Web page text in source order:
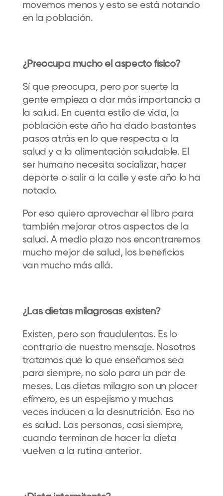
movemos menos y esto se está notando
en la población.
¿Preocupa mucho el aspecto físico?
Sí que preocupa, pero por suerte la
gente empieza a dar más importancia a
la salud. En cuenta estilo de vida, la
población este año ha dado bastantes
pasos atrás en lo que respecta a la
salud y a la alimentación saludable. El
ser humano necesita socializar, hacer
deporte o salir a la calle y este año lo ha
notado.
Por eso quiero aprovechar el libro para
también mejorar otros aspectos de la
salud. A medio plazo nos encontraremos
mucho mejor de salud, los beneficios
van mucho más allá.
¿Las dietas milagrosas existen?
Existen, pero son fraudulentas. Es lo
contrario de nuestro mensaje. Nosotros
tratamos que lo que enseñamos sea
para siempre, no solo para un par de
meses. Las dietas milagro son un placer
efímero, es un espejismo y muchas
veces inducen a la desnutrición. Eso no
es salud. Las personas, casi siempre,
cuando terminan de hacer la dieta
vuelven a la rutina anterior.